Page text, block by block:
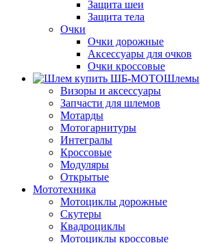
Защита шеи
Защита тела
Очки
Очки дорожные
Аксессуары для очков
Очки кроссовые
Шлемы
Визоры и аксессуары
Запчасти для шлемов
Мотарды
Мотогарнитуры
Интегралы
Кроссовые
Модуляры
Открытые
Мототехника
Мотоциклы дорожные
Скутеры
Квадроциклы
Мотоциклы кроссовые